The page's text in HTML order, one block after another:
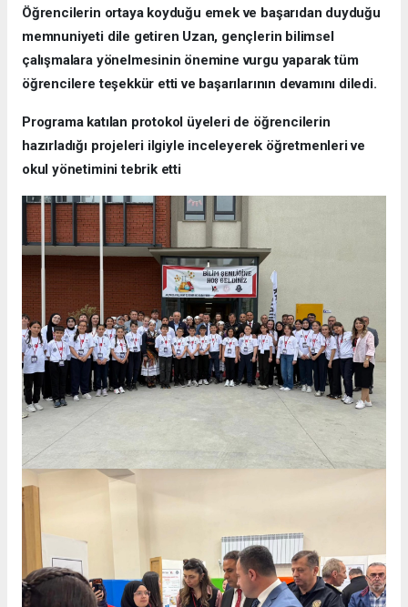
Öğrencilerin ortaya koyduğu emek ve başarıdan duyduğu
memnuniyeti dile getiren Uzan, gençlerin bilimsel
çalışmalara yönelmesinin önemine vurgu yaparak tüm
öğrencilere teşekkür etti ve başarılarının devamını diledi.
Programa katılan protokol üyeleri de öğrencilerin
hazırladığı projeleri ilgiyle inceleyerek öğretmenleri ve
okul yönetimini tebrik etti